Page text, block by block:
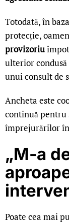
Totodată, în
protecție,
provizoriu
ulterior
unui consult de
Ancheta este
continuă
împrejurărilor
„M-a
Poate cea mai